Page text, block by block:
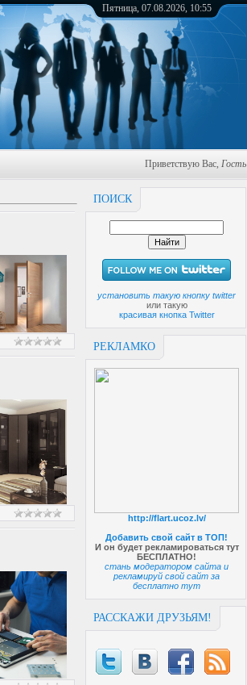
Пятница, 07.08.2026, 10:55
Приветствую Вас, Гость
ПОИСК
установить такую кнопку twitter
или такую
красивая кнопка Twitter
РЕКЛАМКО
http://flart.ucoz.lv/
Добавить свой сайт в ТОП!
И он будет рекламироваться тут
БЕСПЛАТНО!
стань модератором сайта и
рекламируй свой сайт за
бесплатно тут
РАССКАЖИ ДРУЗЬЯМ!